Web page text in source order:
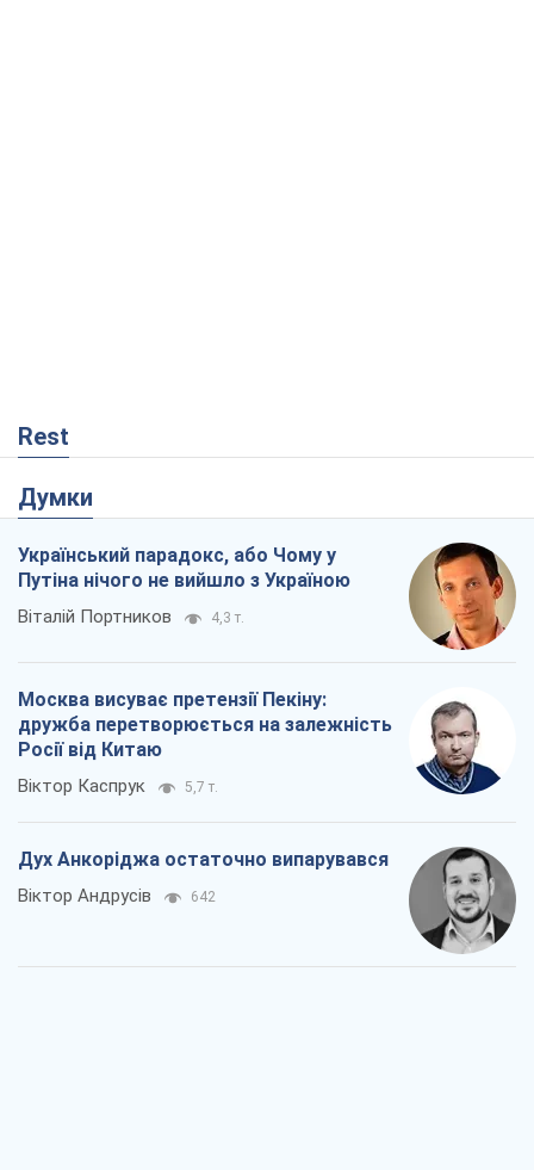
Rest
Думки
Український парадокс, або Чому у
Путіна нічого не вийшло з Україною
Віталій Портников 4,3 т.
Москва висуває претензії Пекіну:
дружба перетворюється на залежність
Росії від Китаю
Віктор Каспрук 5,7 т.
Дух Анкоріджа остаточно випарувався
Віктор Андрусів 642